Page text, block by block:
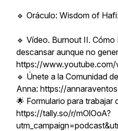
🔹 Oráculo: Wisdom of
🔹 Vídeo. Burnout II.
descansar aunque no
https://
🔹 Únete a la Comunidad
Anna: https://
🌟 Formulario para trabajar
https://tally.so/r/mOlOoA?